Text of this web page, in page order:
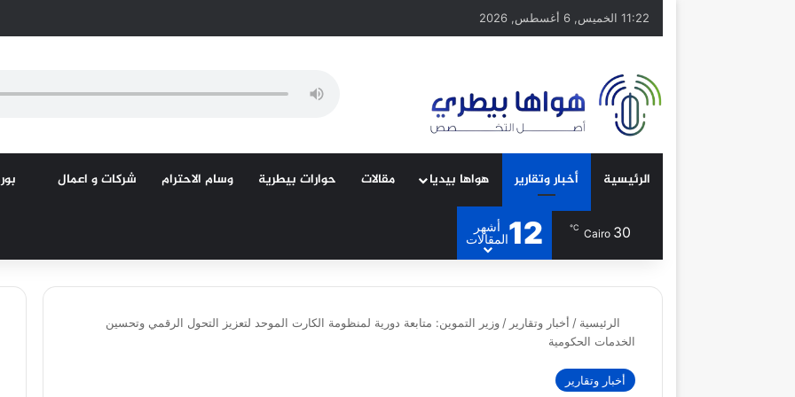
11:22 الخميس, 6 أغسطس, 2026
الرئيسية أخبار وتقارير هواها بيديا مقالات حوارات بيطرية وسام الاحترام شركات و اعمال
Cairo 30
℃
12
أشهر
المقالات
الرئيسية / أخبار وتقارير / وزير التموين: متابعة دورية لمنظومة الكارت الموحد لتعزيز التحول الرقمي وتحسين
الخدمات الحكومية
أخبار وتقارير